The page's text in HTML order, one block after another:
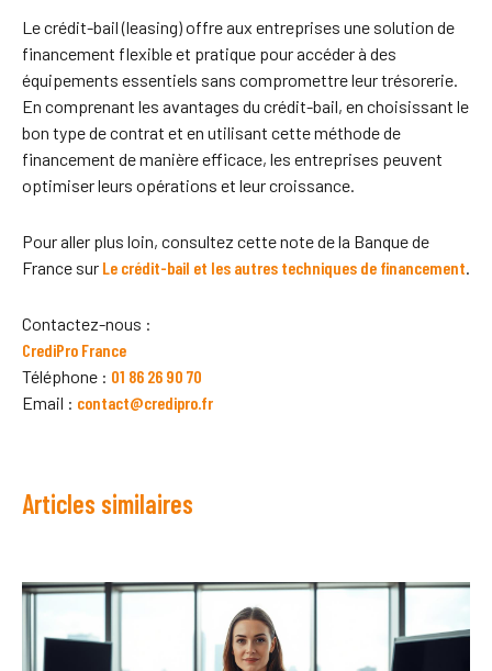
Le crédit-bail (leasing) offre aux entreprises une solution de
financement flexible et pratique pour accéder à des
équipements essentiels sans compromettre leur trésorerie.
En comprenant les avantages du crédit-bail, en choisissant le
bon type de contrat et en utilisant cette méthode de
financement de manière efficace, les entreprises peuvent
optimiser leurs opérations et leur croissance.
Pour aller plus loin, consultez cette note de la Banque de
France sur Le crédit-bail et les autres techniques de financement.
Contactez-nous :
CrediPro France
Téléphone : 01 86 26 90 70
Email : contact@credipro.fr
Articles similaires